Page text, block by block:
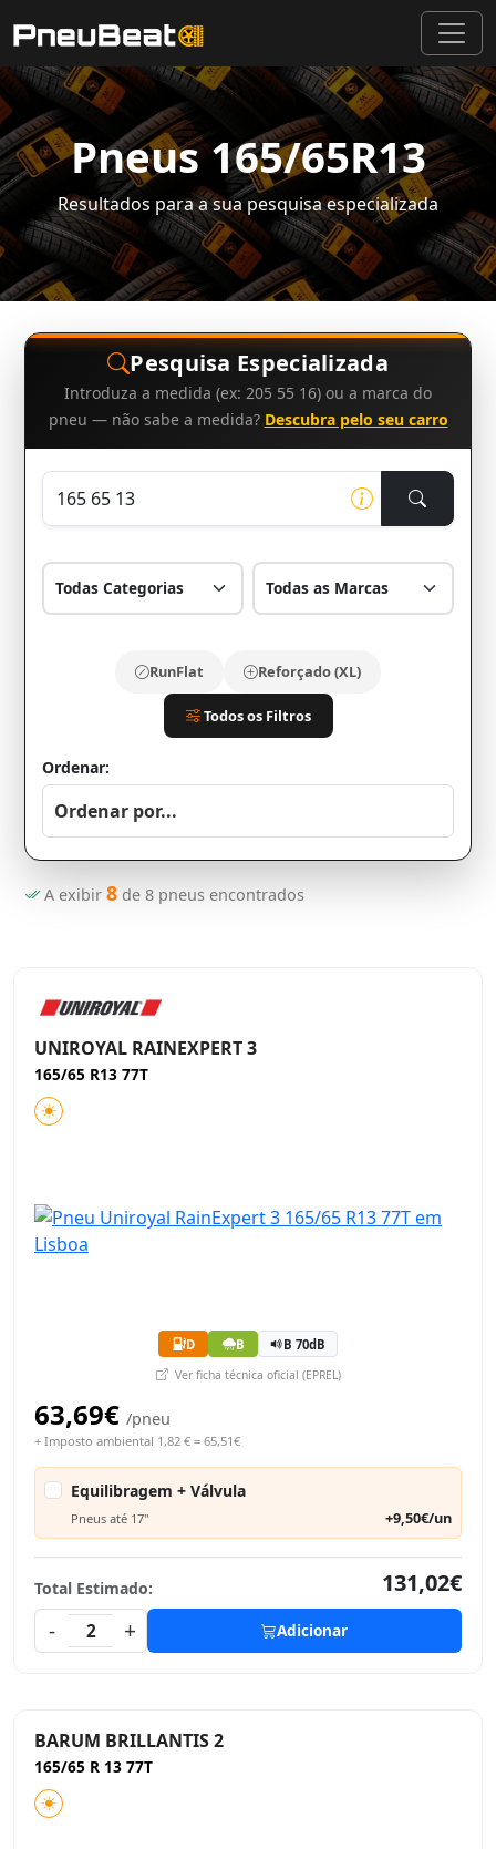
Pneus 165/65R13
Resultados para a sua pesquisa especializada
Pesquisa Especializada
Introduza a medida (ex: 205 55 16) ou a marca do
pneu — não sabe a medida? Descubra pelo seu carro
RunFlat Reforçado (XL)
Todos os Filtros
Ordenar:
A exibir 8 de 8 pneus encontrados
UNIROYAL RAINEXPERT 3
165/65 R13 77T
D B B 70dB
Ver ficha técnica oficial (EPREL)
63,69€ /pneu
+ Imposto ambiental 1,82 € = 65,51€
Equilibragem + Válvula
Pneus até 17" +9,50€/un
Total Estimado:
131,02€
-
2 + Adicionar
BARUM BRILLANTIS 2
165/65 R 13 77T